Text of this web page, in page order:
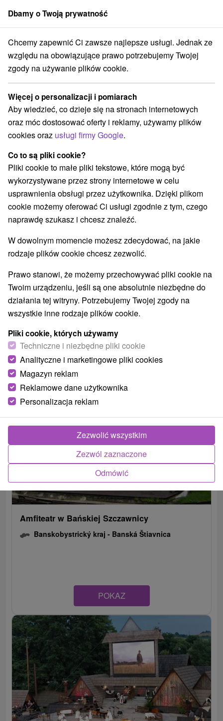
członek grupySorger
Atrakcje na Słowacji Amfiteatry i kina w przyrodzie Pohronie
Amfiteatry i kina w przyrodzie
Pohronie
Kategorie
Wszystkie kategorie
Aquaparki, baseny
Túry a turistické chodníky
Amfiteatry i kina w przyrodzie(2) Pola golfowe(1)
Źródła(4) Parki miejskie i zamkowe(2)
Obiekty architektoniczne(2) Miejsca sakralne(2)
Zamki(2) Jazda konna(1) Zamki, pałace, ruiny (11)
Wieże obserwacyjne i chodniki(1)
Jeziora, jeziora, zbiorniki wodne (4)
Kościoły drewniane(1) Wodospady(2)
Zabytki techniki Atrakcje dla dzieci (12) Tarcze
Ogrody botaniczne
Ogrody zoologiczne i fermy zwierząt(1)
Muzea i galerie (7) Atrakcje turystyczne (19)
Atrakcje z adrenaliną (1)
Wsie i miasta
Detva(1) Banská Štiavnica (1)
Amfiteatr w Bańskiej Szczawnicy
Banskobystrický kraj - Banská Štiavnica
POKAZ
Dbamy o Twoją prywatność
Chcemy zapewnić Ci zawsze najlepsze usługi. Jednak ze
względu na obowiązujące prawo potrzebujemy Twojej
zgody na używanie plików cookie.
Więcej o personalizacji i pomiarach
Aby wiedzieć, co dzieje się na stronach internetowych
oraz móc dostosować oferty i reklamy, używamy plików
cookies oraz usługi firmy Google.
Co to są pliki cookie?
Pliki cookie to małe pliki tekstowe, które mogą być
wykorzystywane przez strony internetowe w celu
usprawnienia obsługi przez użytkownika. Dzięki plikom
cookie możemy oferować Ci usługi zgodnie z tym, czego
naprawdę szukasz i chcesz znaleźć.
W dowolnym momencie możesz zdecydować, na jakie
rodzaje plików cookie chcesz zezwolić.
Prawo stanowi, że możemy przechowywać pliki cookie na
Twoim urządzeniu, jeśli są one absolutnie niezbędne do
działania tej witryny. Potrzebujemy Twojej zgody na
wszystkie inne rodzaje plików cookie.
Pliki cookie, których używamy
Techniczne i niezbędne pliki cookie
Analityczne i marketingowe pliki cookies
Magazyn reklam
Reklamowe dane użytkownika
Personalizacja reklam
Odmówić
Zezwól zaznaczone
Zezwolić wszystkim